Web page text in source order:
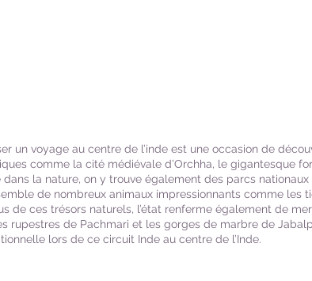
un voyage au centre de l’inde est une occasion de
comme la cité médiévale d’Orchha, le gigantesque
la nature, on y trouve également des parcs nationaux
de nombreux animaux impressionnants comme les
de ces trésors naturels, l’état renferme également de
rupestres de Pachmari et les gorges de marbre de
lors de ce circuit Inde au centre de l’Inde.